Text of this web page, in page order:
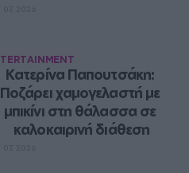
Κατερίνα Παπουτσάκη:
Ποζάρει χαμογελαστή με
μπικίνι στη θάλασσα σε
καλοκαιρινή διάθεση